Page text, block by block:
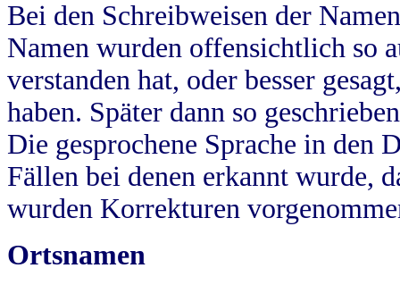
Bei den Schreibweisen der
Namen wurden offensichtlich so
verstanden hat, oder besser
haben. Später dann so
Die gesprochene Sprache in
Fällen bei denen erkannt wurde,
wurden Korrekturen
Ortsnamen